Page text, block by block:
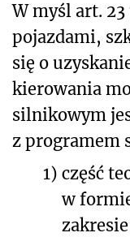
W myśl art.
pojazdami,
się o
kierowania
silnikowym
z programem
1) część
w